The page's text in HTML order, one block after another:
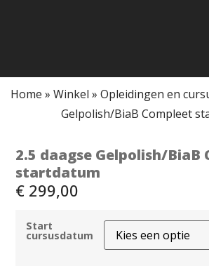
Home » Winkel » Opleidingen en
Gelpolish/BiaB Compleet
2.5 daagse Gelpolish/BiaB
startdatum
€ 299,00
Start
cursusdatum